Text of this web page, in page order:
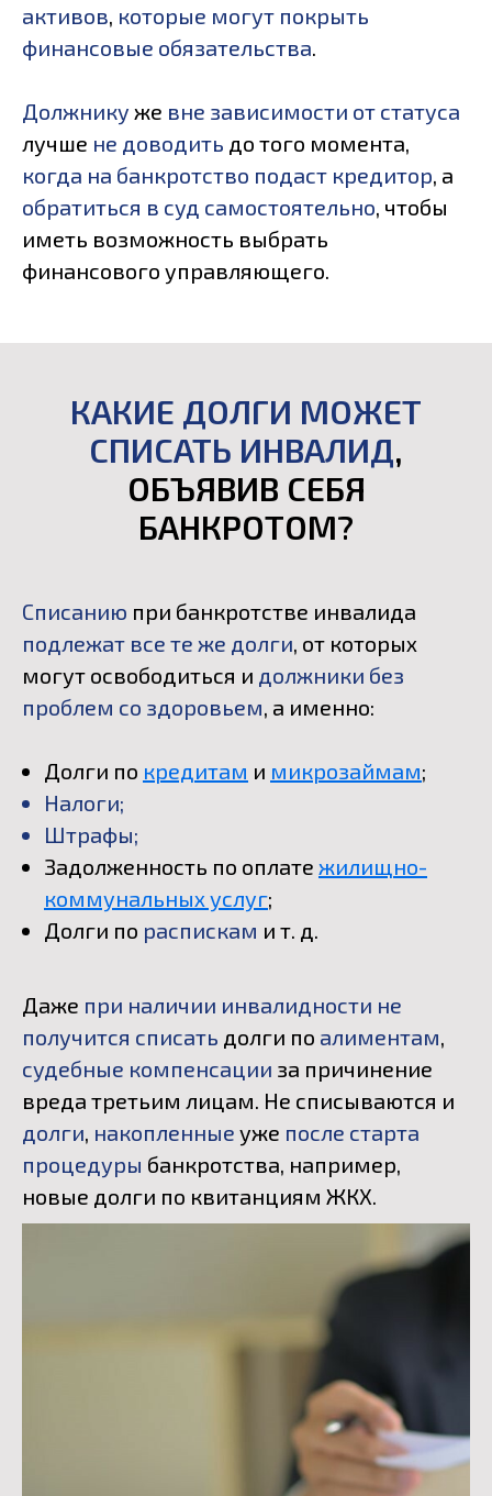
активов, которые могут покрыть
финансовые обязательства.
Должнику же вне зависимости от статуса
лучше не доводить до того момента,
когда на банкротство подаст кредитор, а
обратиться в суд самостоятельно, чтобы
иметь возможность выбрать
финансового управляющего.
КАКИЕ ДОЛГИ МОЖЕТ
СПИСАТЬ ИНВАЛИД,
ОБЪЯВИВ СЕБЯ
БАНКРОТОМ?
Списанию при банкротстве инвалида
подлежат все те же долги, от которых
могут освободиться и должники без
проблем со здоровьем, а именно:
Долги по кредитам и микрозаймам;
Налоги;
Штрафы;
Задолженность по оплате жилищно-
коммунальных услуг;
Долги по распискам и т. д.
Даже при наличии инвалидности не
получится списать долги по алиментам,
судебные компенсации за причинение
вреда третьим лицам. Не списываются и
долги, накопленные уже после старта
процедуры банкротства, например,
новые долги по квитанциям ЖКХ.